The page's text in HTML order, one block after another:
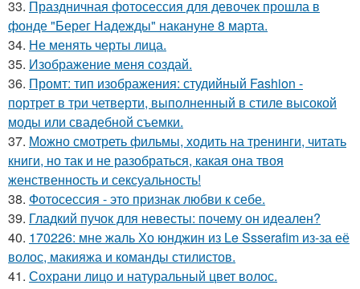
33. Праздничная фотосессия для девочек прошла в
фонде "Берег Надежды" накануне 8 марта.
34. Не менять черты лица.
35. Изображение меня создай.
36. Промт: тип изображения: студийный Fashion -
портрет в три четверти, выполненный в стиле высокой
моды или свадебной съемки.
37. Можно смотреть фильмы, ходить на тренинги, читать
книги, но так и не разобраться, какая она твоя
женственность и сексуальность!
38. Фотосессия - это признак любви к себе.
39. Гладкий пучок для невесты: почему он идеален?
40. 170226: мне жаль Хо юнджин из Le Ssserafim из-за её
волос, макияжа и команды стилистов.
41. Сохрани лицо и натуральный цвет волос.